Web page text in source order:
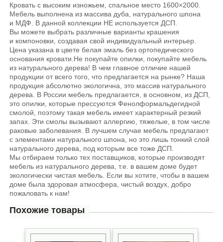
Кровать с высоким изножьем, спальное место 1600×2000.
Мебель выполнена из массива дуба, натурального шпона
и МДФ. В данной коллекции НЕ используется ДСП.
Вы можете выбрать различные варианты крашения
и компоновки, создавая свой индивидуальный интерьер.
Цена указана в цвете белая эмаль без ортопедического
основания кровати.He покупайте опилки, покупайте мебель
из натурального дерева! В чем главное отличие нашей
продукции от всего того, что предлагается на рынке? Наша
продукция абсолютно экологична, это массив натурального
дерева. В России мебель предлагается, в основном, из ДСП,
это опилки, которые прессуются Фенолформальдегидной
смолой, поэтому такая мебель имеет характерный резкий
запах. Эти смолы вызывают аллергию, тяжелые, в том числе
раковые заболевания. В лучшем случае мебель предлагают
с элементами натурального шпона, но это лишь тонкий слой
натурального дерева, под которым все тоже ДСП.
Мы отбираем только тех поставщиков, которые производят
мебель из натурального дерева, т.е. в вашем доме будет
экологически чистая мебель. Если вы хотите, чтобы в вашем
доме была здоровая атмосфера, чистый воздух, добро
пожаловать к нам!
Похожие товары